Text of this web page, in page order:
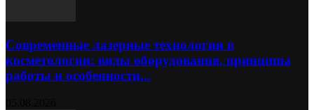
Современные лазерные технологии в
косметологии: виды оборудования, принципы
работы и особенности...